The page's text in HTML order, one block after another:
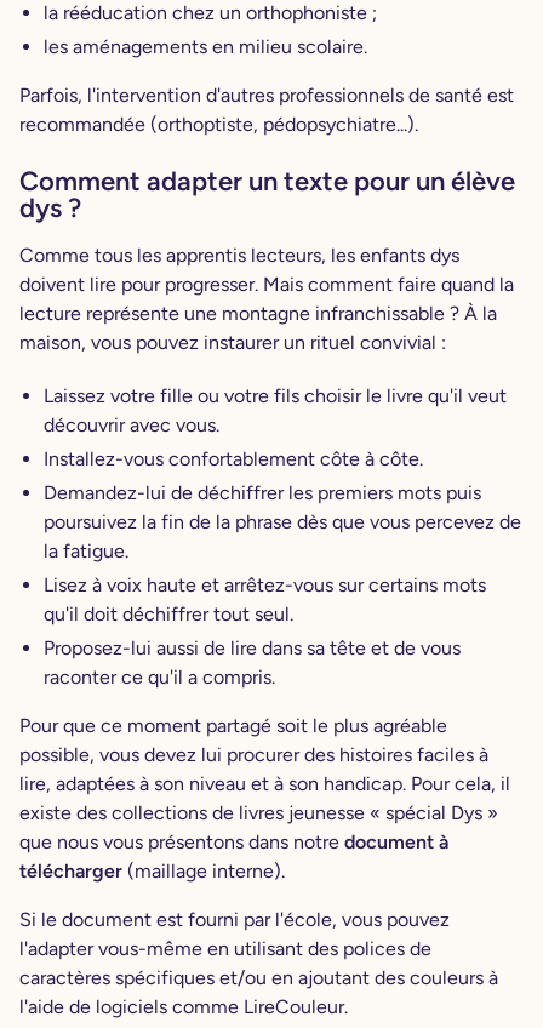
la rééducation chez un orthophoniste ;
les aménagements en milieu scolaire.
Parfois, l'intervention d'autres professionnels de santé est
recommandée (orthoptiste, pédopsychiatre...).
Comment adapter un texte pour un élève
dys ?
Comme tous les apprentis lecteurs, les enfants dys
doivent lire pour progresser. Mais comment faire quand la
lecture représente une montagne infranchissable ? À la
maison, vous pouvez instaurer un rituel convivial :
Laissez votre fille ou votre fils choisir le livre qu'il veut
découvrir avec vous.
Installez-vous confortablement côte à côte.
Demandez-lui de déchiffrer les premiers mots puis
poursuivez la fin de la phrase dès que vous percevez de
la fatigue.
Lisez à voix haute et arrêtez-vous sur certains mots
qu'il doit déchiffrer tout seul.
Proposez-lui aussi de lire dans sa tête et de vous
raconter ce qu'il a compris.
Pour que ce moment partagé soit le plus agréable
possible, vous devez lui procurer des histoires faciles à
lire, adaptées à son niveau et à son handicap. Pour cela, il
existe des collections de livres jeunesse « spécial Dys »
que nous vous présentons dans notre document à
télécharger (maillage interne).
Si le document est fourni par l'école, vous pouvez
l'adapter vous-même en utilisant des polices de
caractères spécifiques et/ou en ajoutant des couleurs à
l'aide de logiciels comme LireCouleur.